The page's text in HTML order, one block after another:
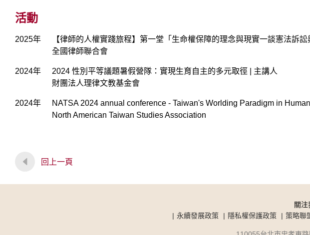
活動
2025年
【律師的人權實踐旅程】第一堂「生命權保障的理念與現實一談憲法訴
全國律師聯合會
2024年
2024 性別平等議題暑假營隊：實現生育自主的多元取徑 | 主講人
財團法人理律文教基金會
2024年
NATSA 2024 annual conference - Taiwan's Worlding Paradigm in
North American Taiwan Studies Association
回上一頁
關注
永續發展政策
隱私權保護政策 策略聯